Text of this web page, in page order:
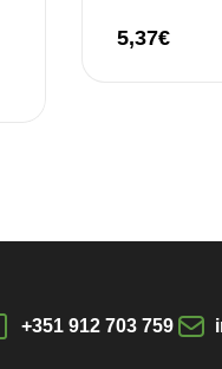
5,37€
+351 912 703 759